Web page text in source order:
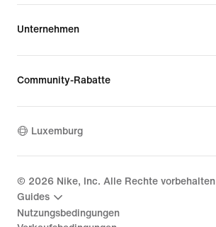
Unternehmen
Community-Rabatte
Luxemburg
© 2026 Nike, Inc. Alle Rechte vorbehalten
Guides
Nutzungsbedingungen